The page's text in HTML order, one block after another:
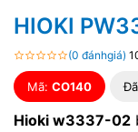
HIOKI
(0 đánhgiá)
Mã: CO140
Hioki w3337-02